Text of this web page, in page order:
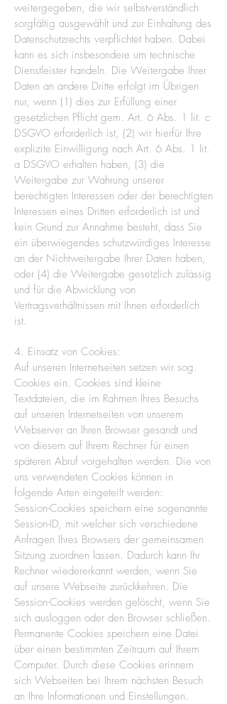
weitergegeben, die wir selbstverständlich
sorgfältig ausgewählt und zur Einhaltung des
Datenschutzrechts verpflichtet haben. Dabei
kann es sich insbesondere um technische
Dienstleister handeln. Die Weitergabe Ihrer
Daten an andere Dritte erfolgt im Übrigen
nur, wenn (1) dies zur Erfüllung einer
gesetzlichen Pflicht gem. Art. 6 Abs. 1 lit. c
DSGVO erforderlich ist, (2) wir hierfür Ihre
explizite Einwilligung nach Art. 6 Abs. 1 lit.
a DSGVO erhalten haben, (3) die
Weitergabe zur Wahrung unserer
berechtigten Interessen oder der berechtigten
Interessen eines Dritten erforderlich ist und
kein Grund zur Annahme besteht, dass Sie
ein überwiegendes schutzwürdiges Interesse
an der Nichtweitergabe Ihrer Daten haben,
oder (4) die Weitergabe gesetzlich zulässig
und für die Abwicklung von
Vertragsverhältnissen mit Ihnen erforderlich
ist.
4. Einsatz von Cookies:
Auf unseren Internetseiten setzen wir sog.
Cookies ein. Cookies sind kleine
Textdateien, die im Rahmen Ihres Besuchs
auf unseren Internetseiten von unserem
Webserver an Ihren Browser gesandt und
von diesem auf Ihrem Rechner für einen
späteren Abruf vorgehalten werden. Die von
uns verwendeten Cookies können in
folgende Arten eingeteilt werden:
Session-Cookies speichern eine sogenannte
Session-ID, mit welcher sich verschiedene
Anfragen Ihres Browsers der gemeinsamen
Sitzung zuordnen lassen. Dadurch kann Ihr
Rechner wiedererkannt werden, wenn Sie
auf unsere Webseite zurückkehren. Die
Session-Cookies werden gelöscht, wenn Sie
sich ausloggen oder den Browser schließen.
Permanente Cookies speichern eine Datei
über einen bestimmten Zeitraum auf Ihrem
Computer. Durch diese Cookies erinnern
sich Webseiten bei Ihrem nächsten Besuch
an Ihre Informationen und Einstellungen.